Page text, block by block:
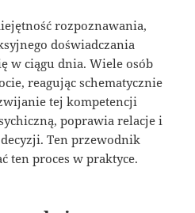
rozpoznawania,
doświadczania
w ciągu dnia. Wiele osób
reagując schematycznie
tej kompetencji
poprawia relacje i
Ten przewodnik
ten proces w praktyce.